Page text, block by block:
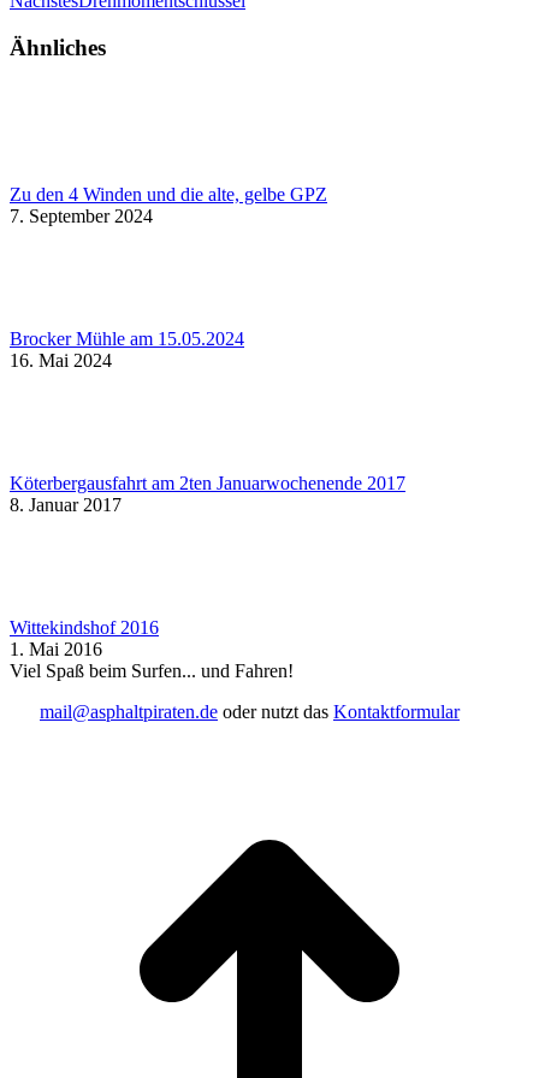
Ähnliches
Zu den 4 Winden und die alte, gelbe GPZ
7. September 2024
Brocker Mühle am 15.05.2024
16. Mai 2024
Köterbergausfahrt am 2ten Januarwochenende 2017
8. Januar 2017
Wittekindshof 2016
1. Mai 2016
Viel Spaß beim Surfen... und Fahren!
mail@asphaltpiraten.de oder nutzt das Kontaktformular